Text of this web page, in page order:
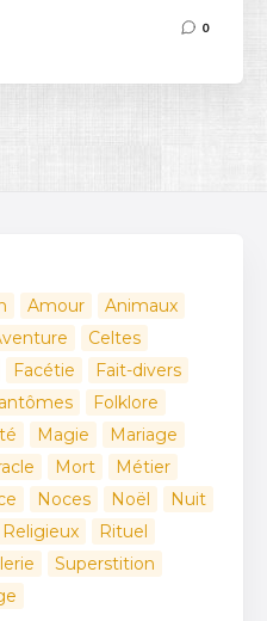
0
Amour
Animaux
Celtes
Facétie
Fait-divers
Folklore
Magie
Mariage
Mort
Métier
Noces Noël
Nuit
Religieux
Rituel
Superstition